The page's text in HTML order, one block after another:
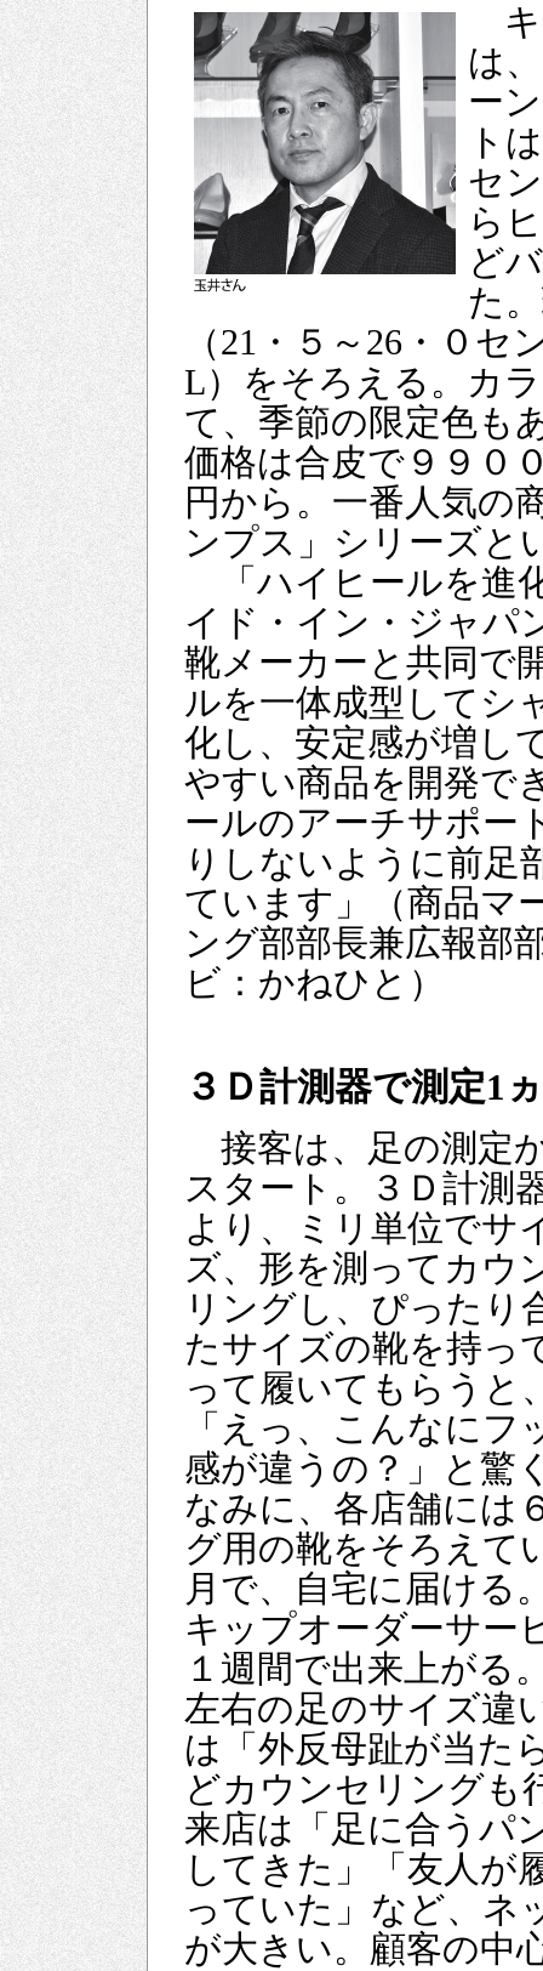
キ
は
ー
ト
セ
ら
ど
た
（21・５～26・０
L）をそろえる。カ
て、季節の限定色も
価格は合皮で９９０
円から。一番人気の
ンプス」シリーズと
「ハイヒールを進
イド・イン・ジャパ
靴メーカーと共同で
ルを一体成型してシ
化し、安定感が増し
やすい商品を開発で
ールのアーチサポー
りしないように前足
ています」（商品マ
ング部部長兼広報部
ビ：かねひと）
３Ｄ計測器で測定1
接客は、足の測定
スタート。３Ｄ計測
より、ミリ単位でサ
ズ、形を測ってカウ
リングし、ぴったり
たサイズの靴を持っ
って履いてもらうと
「えっ、こんなにフ
感が違うの？」と驚
なみに、各店舗には
グ用の靴をそろえて
月で、自宅に届ける
キップオーダーサー
１週間で出来上がる
左右の足のサイズ違
は「外反母趾が当た
どカウンセリングも
来店は「足に合うパ
してきた」「友人が
っていた」など、ネ
が大きい。顧客の中